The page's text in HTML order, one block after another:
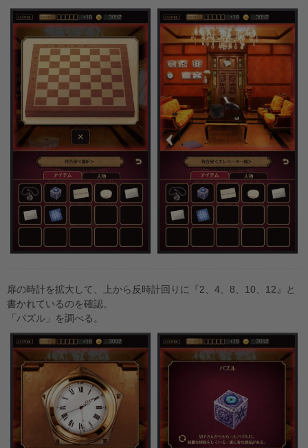
扉の時計を拡大して、上から反時計回りに『2、4、8、10、12』と
書かれているのを確認。
「パズル」を調べる。